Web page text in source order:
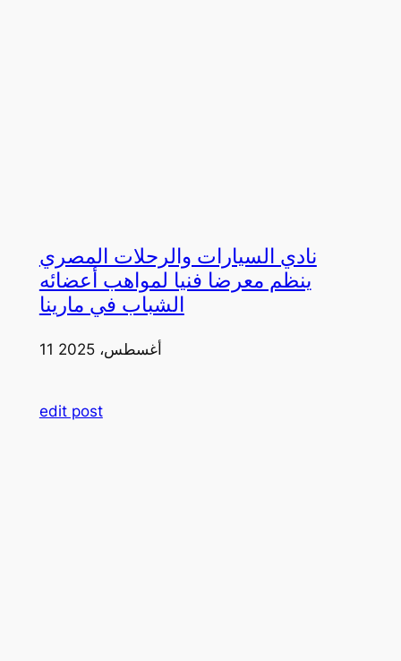
نادي السيارات والرحلات المصري
ينظم معرضا فنيا لمواهب أعضائه
الشباب في مارينا
11 أغسطس، 2025
edit post